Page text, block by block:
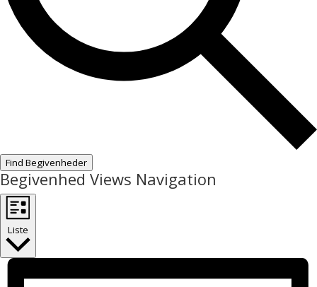
Find Begivenheder
Begivenhed Views Navigation
Liste